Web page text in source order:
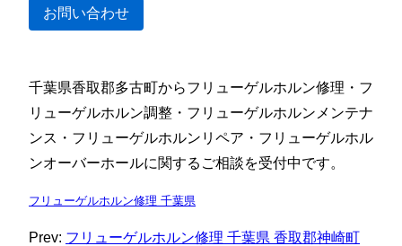
お問い合わせ
千葉県香取郡多古町からフリューゲルホルン修理・フ
リューゲルホルン調整・フリューゲルホルンメンテナ
ンス・フリューゲルホルンリペア・フリューゲルホル
ンオーバーホールに関するご相談を受付中です。
フリューゲルホルン修理 千葉県
Prev: フリューゲルホルン修理 千葉県 香取郡神崎町